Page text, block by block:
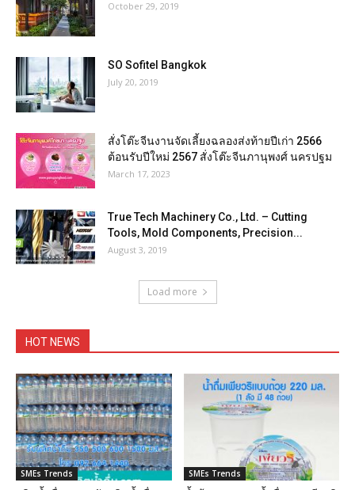
October 29, 2019
SO Sofitel Bangkok
July 20, 2019
สั่งโต๊ะจีนงานจัดเลี้ยงฉลองส่งท้ายปีเก่า 2566
ต้อนรับปีใหม่ 2567 สั่งโต๊ะจีนภานุพงศ์ นครปฐม
March 17, 2023
True Tech Machinery Co., Ltd. – Cutting
Tools, Mold Components, Precision...
August 3, 2019
Load more
HOT NEWS
SMEs Trends SMEs Trends